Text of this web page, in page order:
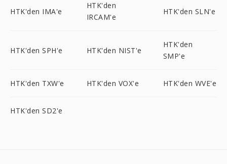
HTK'den IMA'e
HTK'den
IRCAM'e
HTK'den SLN'e
HTK'den SPH'e HTK'den NIST'e
HTK'den
SMP'e
HTK'den TXW'e HTK'den VOX'e HTK'den WVE'e
HTK'den SD2'e